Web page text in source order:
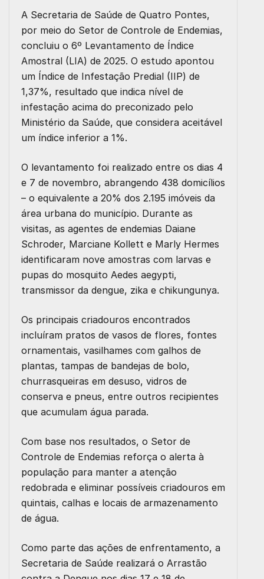
A Secretaria de Saúde de Quatro Pontes,
por meio do Setor de Controle de Endemias,
concluiu o 6º Levantamento de Índice
Amostral (LIA) de 2025. O estudo apontou
um Índice de Infestação Predial (IIP) de
1,37%, resultado que indica nível de
infestação acima do preconizado pelo
Ministério da Saúde, que considera aceitável
um índice inferior a 1%.
O levantamento foi realizado entre os dias 4
e 7 de novembro, abrangendo 438 domicílios
– o equivalente a 20% dos 2.195 imóveis da
área urbana do município. Durante as
visitas, as agentes de endemias Daiane
Schroder, Marciane Kollett e Marly Hermes
identificaram nove amostras com larvas e
pupas do mosquito Aedes aegypti,
transmissor da dengue, zika e chikungunya.
Os principais criadouros encontrados
incluíram pratos de vasos de flores, fontes
ornamentais, vasilhames com galhos de
plantas, tampas de bandejas de bolo,
churrasqueiras em desuso, vidros de
conserva e pneus, entre outros recipientes
que acumulam água parada.
Com base nos resultados, o Setor de
Controle de Endemias reforça o alerta à
população para manter a atenção
redobrada e eliminar possíveis criadouros em
quintais, calhas e locais de armazenamento
de água.
Como parte das ações de enfrentamento, a
Secretaria de Saúde realizará o Arrastão